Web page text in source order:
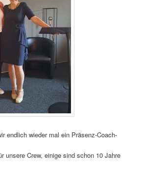
endlich wieder mal ein Präsenz-Coach-
unsere Crew, einige sind schon 10 Jahre